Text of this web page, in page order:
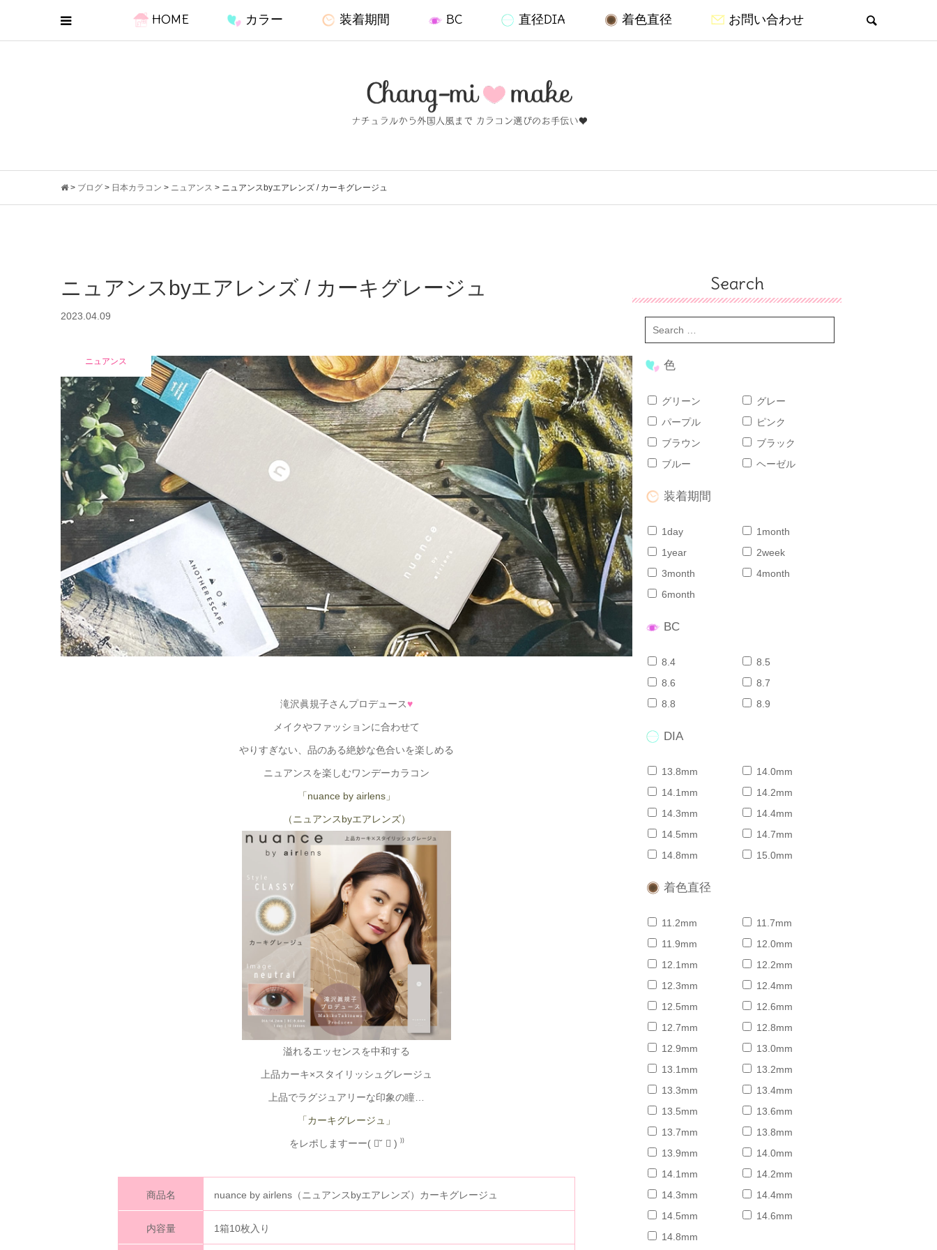
HOME カラー 装着期間 BC 直径DIA 着色直径 お問い合わせ
> ブログ > 日本カラコン > ニュアンス > ニュアンスbyエアレンズ / カーキグレージュ
ニュアンスbyエアレンズ / カーキグレージュ
2023.04.09
ニュアンス
滝沢眞規子さんプロデュース♥
メイクやファッションに合わせて
やりすぎない、品のある絶妙な色合いを楽しめる
ニュアンスを楽しむワンデーカラコン
「nuance by airlens」
（ニュアンスbyエアレンズ）
溢れるエッセンスを中和する
上品カーキ×スタイリッシュグレージュ
上品でラグジュアリーな印象の瞳…
「カーキグレージュ」
をレポしますーー( ॑˘ ॑ ) ⁾⁾
商品名 nuance by airlens（ニュアンスbyエアレンズ）カーキグレージュ
内容量 1箱10枚入り
Search
色
グリーン
グレー
パープル
ピンク
ブラウン
ブラック
ブルー
ヘーゼル
装着期間
1day
1month
1year
2week
3month
4month
6month
BC
8.4
8.5
8.6
8.7
8.8
8.9
DIA
13.8mm
14.0mm
14.1mm
14.2mm
14.3mm
14.4mm
14.5mm
14.7mm
14.8mm
15.0mm
着色直径
11.2mm
11.7mm
11.9mm
12.0mm
12.1mm
12.2mm
12.3mm
12.4mm
12.5mm
12.6mm
12.7mm
12.8mm
12.9mm
13.0mm
13.1mm
13.2mm
13.3mm
13.4mm
13.5mm
13.6mm
13.7mm
13.8mm
13.9mm
14.0mm
14.1mm
14.2mm
14.3mm
14.4mm
14.5mm
14.6mm
14.8mm